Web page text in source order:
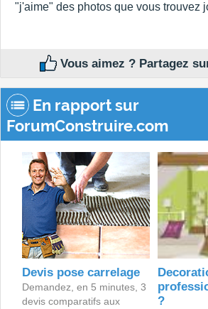
"j'aime" des photos que vous trouvez
Vous aimez ? Partagez
En rapport sur
ForumConstruire.com
Devis pose carrelage
Demandez, en 5 minutes, 3
devis comparatifs aux
?